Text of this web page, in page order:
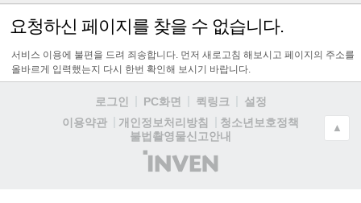
기
요청하신 페이지를 찾을 수 없습니다.
서비스 이용에 불편을 드려 죄송합니다. 먼저 새로고침 해보시고 페이지의 주소를
올바르게 입력했는지 다시 한번 확인해 보시기 바랍니다.
로그인 PC화면 퀵링크
설정
이용약관
개인정보처리방침
청소년보호정책
불법촬영물신고안내
(주)
인
▲